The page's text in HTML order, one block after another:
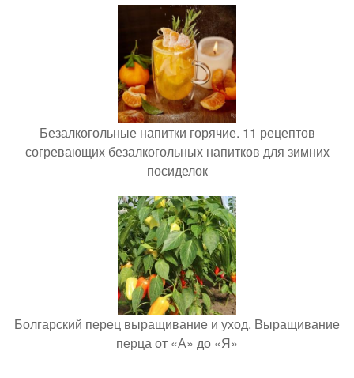
Безалкогольные напитки горячие. 11 рецептов
согревающих безалкогольных напитков для зимних
посиделок
Болгарский перец выращивание и уход. Выращивание
перца от «А» до «Я»